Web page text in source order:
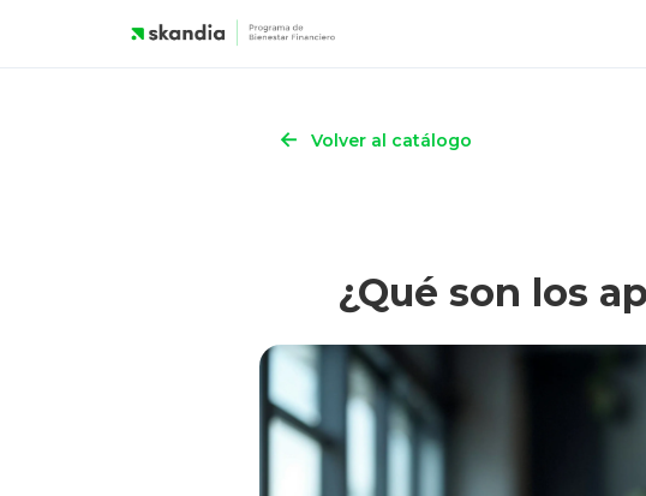
Navegación
Saltar al contenido
Que son los aportes voluntarios obligatorios
← Volver al catálogo
¿Qué son los